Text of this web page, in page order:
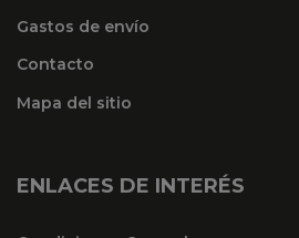
Gastos de envío
Contacto
Mapa del sitio
ENLACES DE INTERÉS